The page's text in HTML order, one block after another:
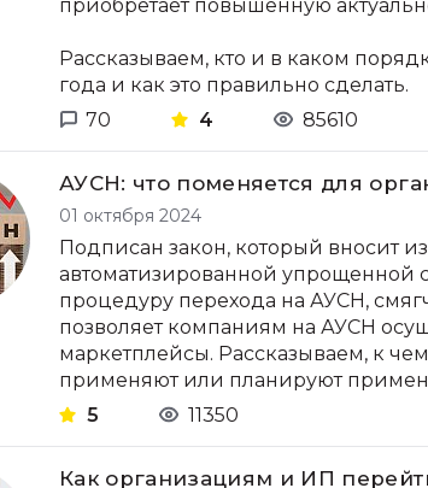
приобретает повышенную
Рассказываем, кто и в каком
года и как это правильно сделать.
70
4 85610
АУСН: что поменяется для
01 октября 2024
Подписан закон, который вносит
автоматизированной упрощенной
процедуру перехода на АУСН,
позволяет компаниям на АУСН
маркетплейсы. Рассказываем, к
применяют или планируют
5
11350
Как организациям и ИП